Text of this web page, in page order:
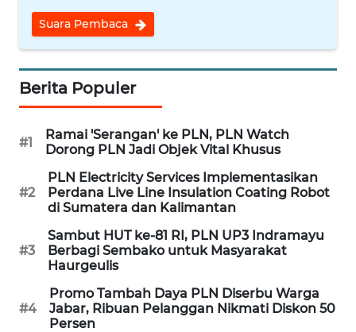
Suara Pembaca
Berita Populer
#1
Ramai 'Serangan' ke PLN, PLN Watch
Dorong PLN Jadi Objek Vital Khusus
#2
PLN Electricity Services Implementasikan
Perdana Live Line Insulation Coating Robot
di Sumatera dan Kalimantan
#3
Sambut HUT ke-81 RI, PLN UP3 Indramayu
Berbagi Sembako untuk Masyarakat
Haurgeulis
#4
Promo Tambah Daya PLN Diserbu Warga
Jabar, Ribuan Pelanggan Nikmati Diskon 50
Persen
KUNINGAN
MAJALENGKA
WN
SUBANG
WN
SUKABUMI
WN
PURWAKARTA
WN
PRIANGAN